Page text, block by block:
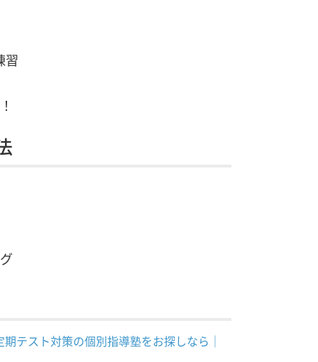
習
テスト対策の個別指導塾をお探しなら｜